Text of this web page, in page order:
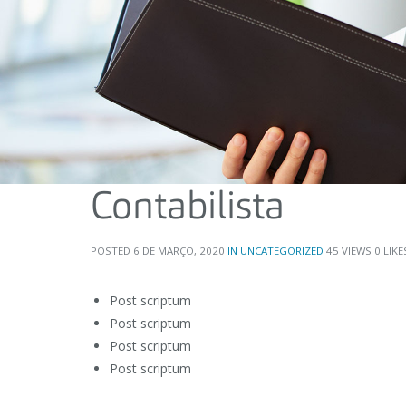
Contabilista
POSTED 6 DE MARÇO, 2020 IN UNCATEGORIZED 45 VIEWS 0
Post scriptum
Post scriptum
Post scriptum
Post scriptum